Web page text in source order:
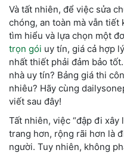
Và tất nhiên, để việc sửa
chóng, an toàn mà vẫn tiết
tìm hiểu và lựa chọn một
trọn gói uy tín, giá cả hợp
nhất thiết phải đảm bảo
nhà uy tín? Bảng giá thi
nhiêu? Hãy cùng
viết sau đây!
Tất nhiên, việc “đập đi xây
trang hơn, rộng rãi hơn là
người. Tuy nhiên, không